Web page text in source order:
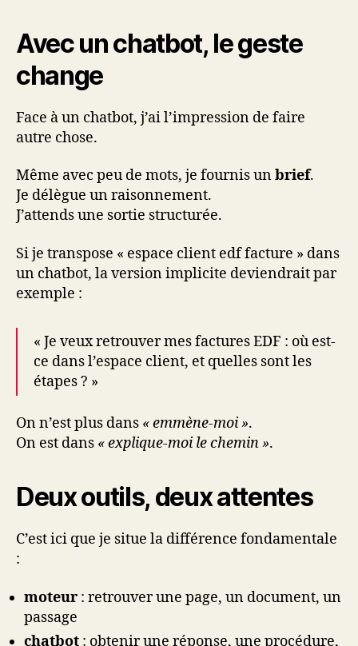
Avec un chatbot, le geste
change
Face à un chatbot, j’ai l’impression de faire
autre chose.
Même avec peu de mots, je fournis unbrief.
Je délègue un raisonnement.
J’attends une sortie structurée.
Si je transpose « espace client edf facture » dans
un chatbot, la version implicite deviendrait par
exemple :
« Je veux retrouver mes factures EDF : où est-
ce dans l’espace client, et quelles sont les
étapes ? »
On n’est plus dans « emmène-moi ».
On est dans « explique-moi le chemin ».
Deux outils, deux attentes
C’est ici que je situe la différence fondamentale
:
moteur : retrouver une page, un document, un
passage
chatbot : obtenir une réponse, une procédure,